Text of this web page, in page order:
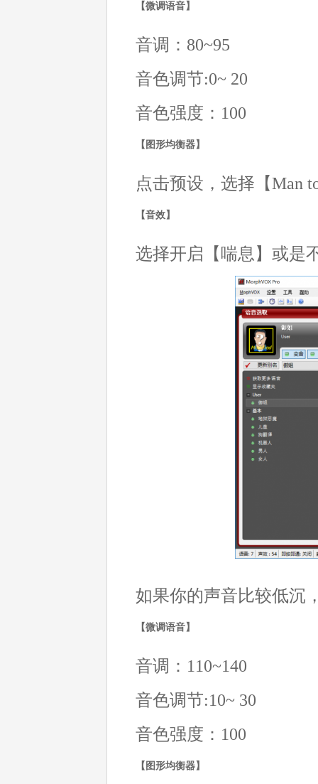
【微调语音】
音调：80~95
音色调节:0~ 20
音色强度：100
【图形均衡器】
点击预设，选择【Man
【音效】
选择开启【喘息】或是
如果你的声音比较低沉
【微调语音】
音调：110~140
音色调节:10~ 30
音色强度：100
【图形均衡器】